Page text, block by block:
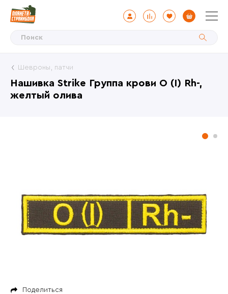
Нашивка Strike Группа крови O (I) Rh-,
желтый олива
Шевроны, патчи
Поделиться